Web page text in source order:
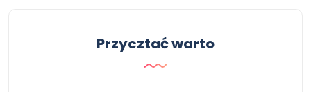
Przycztać warto